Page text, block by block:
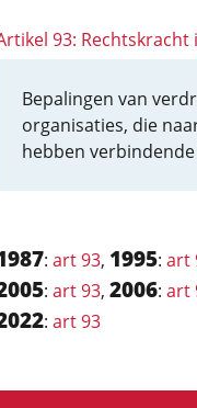
93:
Bepalingen van
organisaties, die
hebben
: art 93, 1995: art
: art 93, 2006: art
: art 93